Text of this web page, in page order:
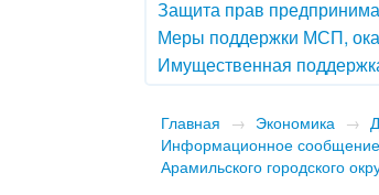
Защита прав
Меры поддержки МСП,
Имущественная
Главная → Экономика →
Информационное сообщение
Арамильского городского